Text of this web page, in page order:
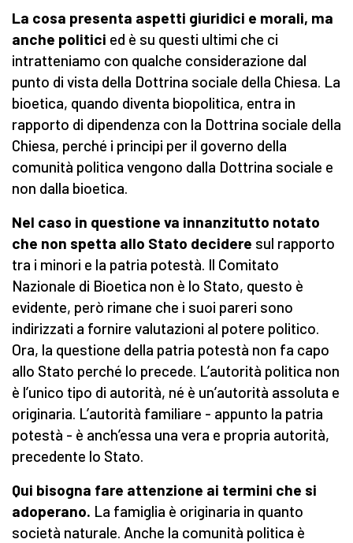
La cosa presenta aspetti giuridici e morali, ma
anche politici ed è su questi ultimi che ci
intratteniamo con qualche considerazione dal
punto di vista della Dottrina sociale della Chiesa. La
bioetica, quando diventa biopolitica, entra in
rapporto di dipendenza con la Dottrina sociale della
Chiesa, perché i principi per il governo della
comunità politica vengono dalla Dottrina sociale e
non dalla bioetica.
Nel caso in questione va innanzitutto notato
che non spetta allo Stato decidere sul rapporto
tra i minori e la patria potestà. Il Comitato
Nazionale di Bioetica non è lo Stato, questo è
evidente, però rimane che i suoi pareri sono
indirizzati a fornire valutazioni al potere politico.
Ora, la questione della patria potestà non fa capo
allo Stato perché lo precede. L’autorità politica non
è l’unico tipo di autorità, né è un’autorità assoluta e
originaria. L’autorità familiare - appunto la patria
potestà - è anch’essa una vera e propria autorità,
precedente lo Stato.
Qui bisogna fare attenzione ai termini che si
adoperano. La famiglia è originaria in quanto
società naturale. Anche la comunità politica è